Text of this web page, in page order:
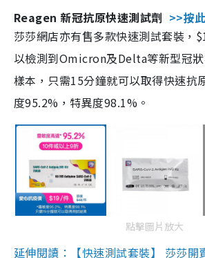
Reagen 新冠抗原快速測試劑 >>按
莎莎網店亦有售多款快速測試套裝，
以檢測到Omicron及Delta等新型冠
樣本，只需15分鐘就可以取得快速抗
度95.2%，特異度98.1%。
點擊圖片放大
延伸閱讀：【快速測試套裝】 莎莎開